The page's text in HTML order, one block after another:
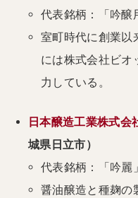
代表銘柄：「吟醸
室町時代に創業以
には株式会社ビオ
力している。
日本醸造工業株式会
城県日立市）
代表銘柄：「吟麗
醤油醸造と種麹の